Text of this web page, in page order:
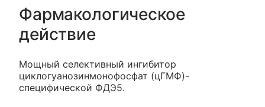
Фармакологическое
действие
Мощный селективный ингибитор
циклогуанозинмонофосфат (цГМФ)-
специфической ФДЭ5.